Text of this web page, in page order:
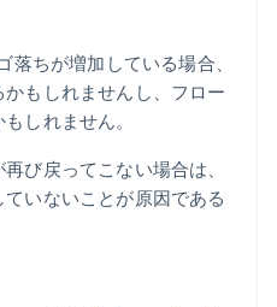
落ちが増加している場合、
もしれませんし、フロー
しれません。
び戻ってこない場合は、
いないことが原因である